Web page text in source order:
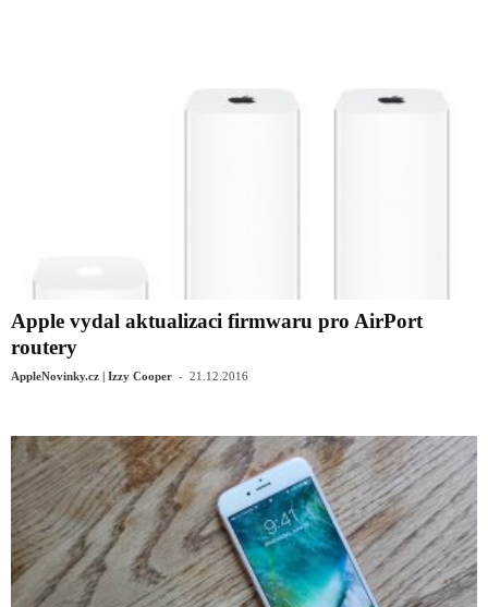
Apple vydal aktualizaci firmwaru pro AirPort
routery
AppleNovinky.cz | Izzy Cooper - 21.12.2016